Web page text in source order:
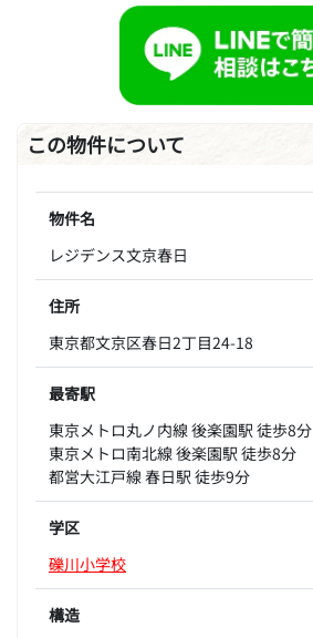
この物件について
物件名
レジデンス文京春日
住所
東京都文京区春日2丁目24-18
最寄駅
東京メトロ丸ノ内線 後楽園駅 徒歩8分
東京メトロ南北線 後楽園駅 徒歩8分
都営大江戸線 春日駅 徒歩9分
学区
礫川小学校
構造